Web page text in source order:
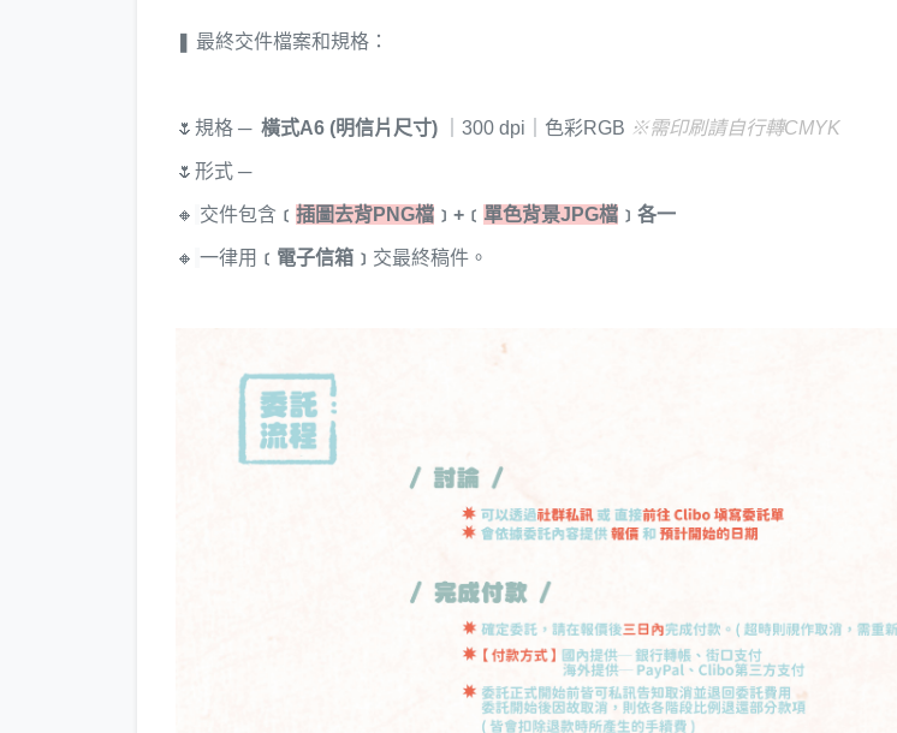
❚ 最終交件檔案和規格：
🌷 規格 ─ 橫式A6 (明信片尺寸) ｜300 dpi｜色彩RGB ※需印刷請自行轉CMYK
🌷 形式 ─
🔸 交件包含 ﹝ 插圖去背PNG檔 ﹞+﹝ 單色背景JPG檔 ﹞各一
🔸 一律用 ﹝電子信箱﹞ 交最終稿件。